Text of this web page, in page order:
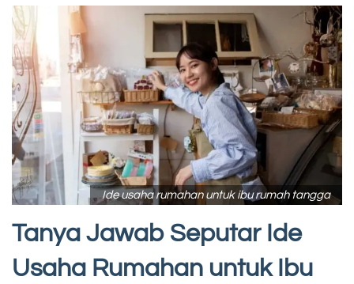
Ide usaha rumahan untuk ibu rumah tangga
Tanya Jawab Seputar Ide
Usaha Rumahan untuk Ibu